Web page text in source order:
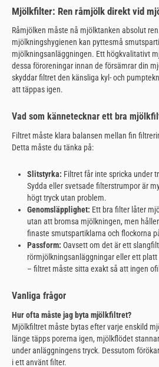
Mjölkfilter: Ren råmjölk direkt vid
Råmjölken måste nå mjölktanken absolut
mjölkningshygienen kan pyttesmå
mjölkningsanläggningen. Ett högkvalitativt
dessa föroreningar innan de försämrar din
skyddar filtret den känsliga kyl- och
att täppas igen.
Vad som kännetecknar ett bra
Filtret måste klara balansen mellan fin
Detta måste du tänka på:
Slitstyrka: Filtret får inte spricka under
Sydda eller svetsade filterstrumpor är
högt tryck utan problem.
Genomsläpplighet: Ett bra filter låter
utan att bromsa mjölkningen, men
finaste smutspartiklarna och flockorna
Passform: Oavsett om det är ett
rörmjölkningsanläggningar eller ett
– filtret måste sitta exakt så att ingen
Vanliga frågor
Hur ofta måste jag byta mjölkfiltret?
Mjölkfiltret måste bytas efter varje enskild
länge täpps porerna igen, mjölkflödet
under anläggningens tryck. Dessutom
i ett använt filter.